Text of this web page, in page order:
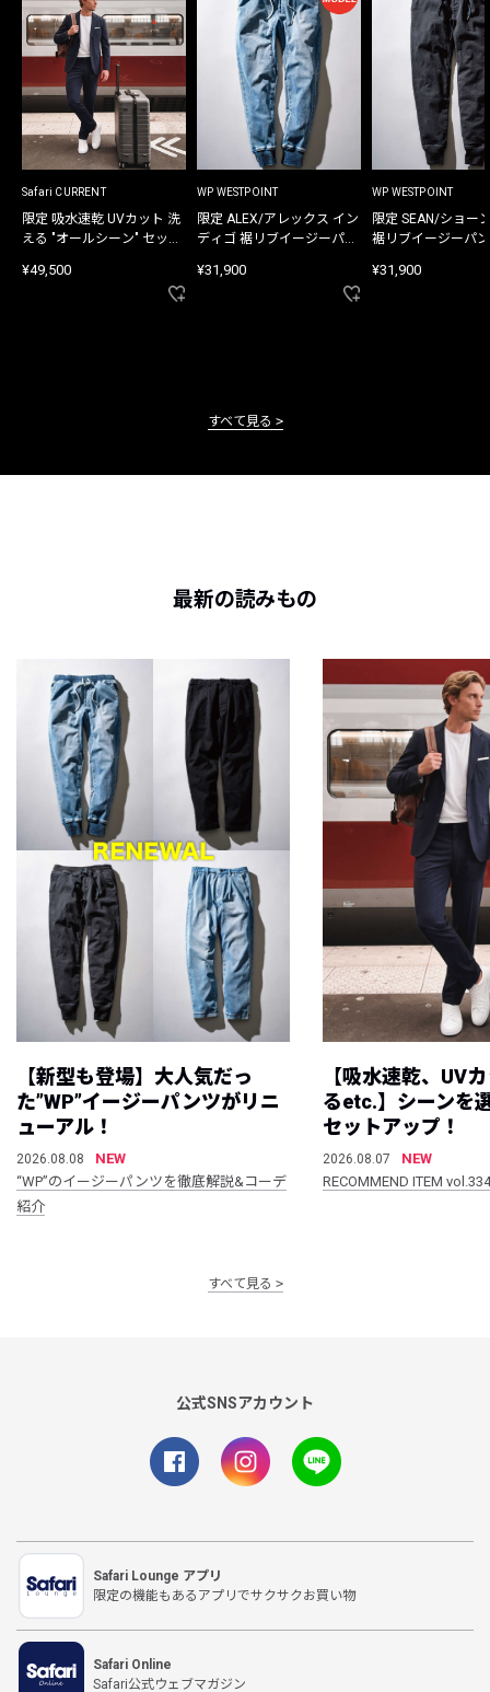
Safari CURRENT
限定 吸水速乾 UVカット 洗
える "オールシーン" セット
¥49,500
WP WESTPOINT
限定 ALEX/アレックス イン
ディゴ 裾リブイージーパン
¥31,900
WP WESTPOINT
限定 SEAN/ショー
裾リブイージーパ
¥31,900
すべて見る
最新の読みもの
【新型も登場】大人気だっ
た”WP”イージーパンツがリニ
ューアル！
2026.08.08
NEW
“WP”のイージーパンツを徹底解説&コーデ
紹介
【吸水速乾、UV
るetc.】シーンを
セットアップ！
2026.08.07
NEW
RECOMMEND ITEM vol.334
すべて見る
公式SNSアカウント
Safari Lounge アプリ
限定の機能もあるアプリでサクサクお買い物
Safari Online
Safari公式ウェブマガジン